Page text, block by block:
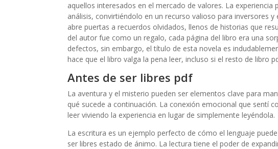
aquellos interesados en el mercado de valores. La
análisis, convirtiéndolo en un recurso valioso para inversores
abre puertas a recuerdos olvidados, llenos de historias que
del autor fue como un regalo, cada página del libro era una
defectos, sin embargo, el título de esta novela es
hace que el libro valga la pena leer, incluso si el resto de libro
Antes de ser libres pdf
La aventura y el misterio pueden ser elementos clave para
qué sucede a continuación. La conexión emocional que sentí
leer viviendo la experiencia en lugar de simplemente leyéndola.
La escritura es un ejemplo perfecto de cómo el lenguaje
ser libres estado de ánimo. La lectura tiene el poder de